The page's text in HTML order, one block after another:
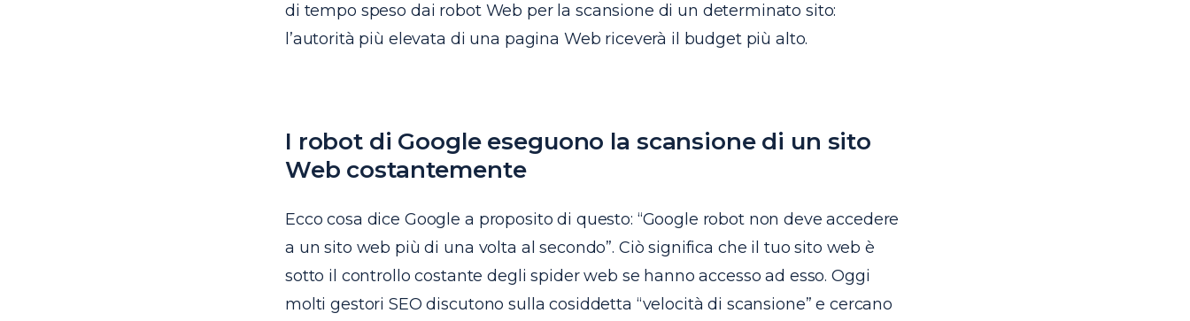
di tempo speso dai robot Web per la scansione di un determinato sito:
l’autorità più elevata di una pagina Web riceverà il budget più alto.
I robot di Google eseguono la scansione di un sito
Web costantemente
Ecco cosa dice Google a proposito di questo: “Google robot non deve accedere
a un sito web più di una volta al secondo”. Ciò significa che il tuo sito web è
sotto il controllo costante degli spider web se hanno accesso ad esso. Oggi
molti gestori SEO discutono sulla cosiddetta “velocità di scansione” e cercano